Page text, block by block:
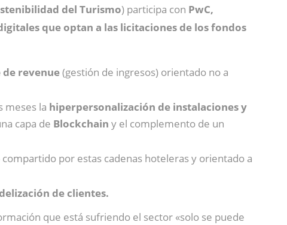
del Turismo) participa con PwC,
que optan a las licitaciones de los fondos
revenue(gestión de ingresos) orientado no a
meses la hiperpersonalización de instalaciones y
capa de Blockchain y el complemento de un
por estas cadenas hoteleras y orientado a
de clientes.
que está sufriendo el sector «solo se puede